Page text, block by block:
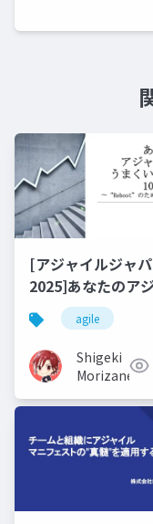
[アジャイルジャ
2025]あなたのア
ルがうまくいかな
の理由～"Reboot"
めの処方箋～
agile
Shigeki
Morizane